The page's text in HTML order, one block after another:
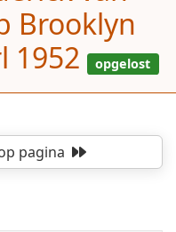
Brooklyn
1952
pagina